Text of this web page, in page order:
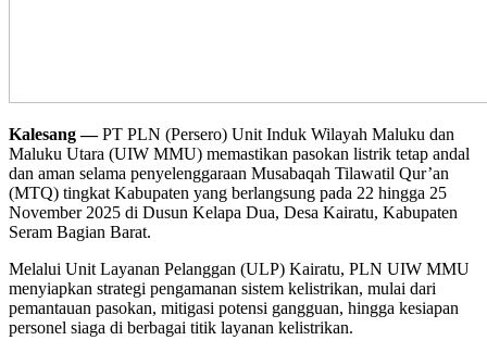
Kalesang —PT PLN (Persero) Unit Induk Wilayah Maluku dan
Maluku Utara (UIW MMU) memastikan pasokan listrik tetap andal
dan aman selama penyelenggaraan Musabaqah Tilawatil Qur’an
(MTQ) tingkat Kabupaten yang berlangsung pada 22 hingga 25
November 2025 di Dusun Kelapa Dua, Desa Kairatu, Kabupaten
Seram Bagian Barat.
Melalui Unit Layanan Pelanggan (ULP) Kairatu, PLN UIW MMU
menyiapkan strategi pengamanan sistem kelistrikan, mulai dari
pemantauan pasokan, mitigasi potensi gangguan, hingga kesiapan
personel siaga di berbagai titik layanan kelistrikan.